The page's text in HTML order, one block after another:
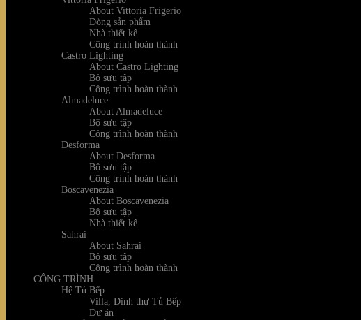
About Vittoria Frigerio
Dòng sản phẩm
Nhà thiết kế
Công trình hoàn thành
Castro Lighting
About Castro Lighting
Bộ sưu tập
Công trình hoàn thành
Almadeluce
About Almadeluce
Bộ sưu tập
Công trình hoàn thành
Desforma
About Desforma
Bộ sưu tập
Công trình hoàn thành
Boscavenezia
About Boscavenezia
Bộ sưu tập
Nhà thiết kế
Sahrai
About Sahrai
Bộ sưu tập
Công trình hoàn thành
CÔNG TRÌNH
Hệ Tủ Bếp
Villa, Dinh thự Tủ Bếp
Dự án